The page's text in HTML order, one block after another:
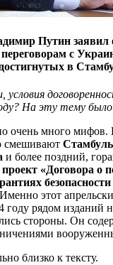
Путин заявил
с
в
условия
На эту тему было
очень много
смешивают
и более поздний,
проект «Договора о
этот
году рядом изданий
стороны. Он
близко к тексту.